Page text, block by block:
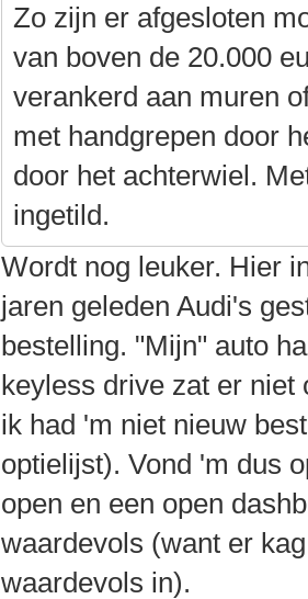
Zo zijn er afgesloten
van boven de 20.000
verankerd aan muren
met handgrepen door
door het achterwiel.
ingetild.
Wordt nog leuker. Hier
jaren geleden Audi's
bestelling. "Mijn" auto
keyless drive zat er niet
ik had 'm niet nieuw
optielijst). Vond 'm dus
open en een open
waardevols (want er
waardevols in).